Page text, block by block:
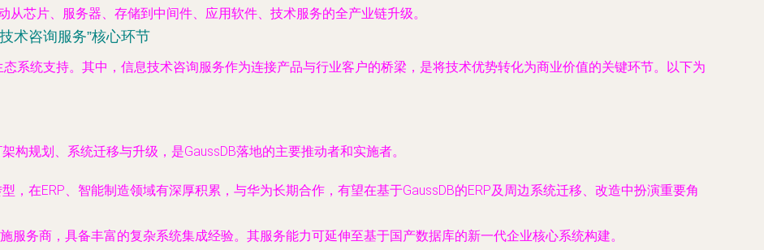
从芯片、服务器、存储到中间件、应用软件、技术服务的全产业链升级。
术咨询服务”核心环节
系统支持。其中， 信息技术咨询服务作为连接产品与行业客户的桥梁，是将技术优势转化为商业价值的关键环节。以下为
构规划、系统迁移与升级，是GaussDB落地的主要推动者和实施者。
型，在ERP、智能制造领域有深厚积累，与华为长期合作，有望在基于GaussDB的ERP及周边系统迁移、改造中扮演重要角
施服务商，具备丰富的复杂系统集成经验。其服务能力可延伸至基于国产数据库的新一代企业核心系统构建。